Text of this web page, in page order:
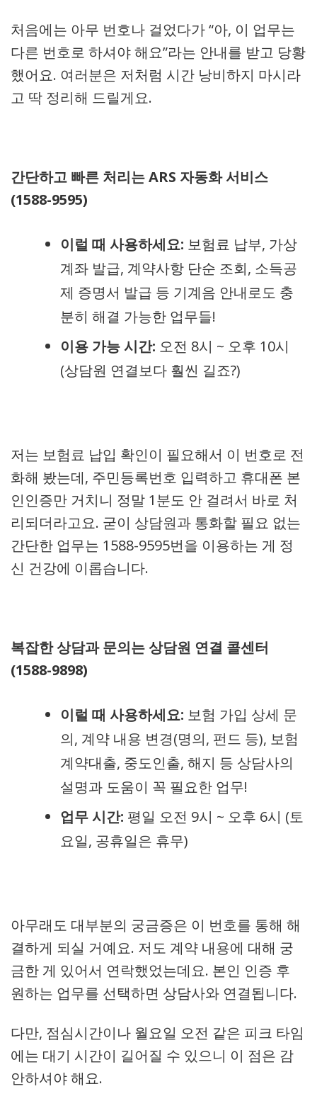
처음에는 아무 번호나 걸었다가 “아, 이 업무는
다른 번호로 하셔야 해요”라는 안내를 받고 당황
했어요. 여러분은 저처럼 시간 낭비하지 마시라
고 딱 정리해 드릴게요.
간단하고 빠른 처리는 ARS 자동화 서비스
(1588-9595)
이럴 때 사용하세요: 보험료 납부, 가상
계좌 발급, 계약사항 단순 조회, 소득공
제 증명서 발급 등 기계음 안내로도 충
분히 해결 가능한 업무들!
이용 가능 시간: 오전 8시 ~ 오후 10시
(상담원 연결보다 훨씬 길죠?)
저는 보험료 납입 확인이 필요해서 이 번호로 전
화해 봤는데, 주민등록번호 입력하고 휴대폰 본
인인증만 거치니 정말 1분도 안 걸려서 바로 처
리되더라고요. 굳이 상담원과 통화할 필요 없는
간단한 업무는 1588-9595번을 이용하는 게 정
신 건강에 이롭습니다.
복잡한 상담과 문의는 상담원 연결 콜센터
(1588-9898)
이럴 때 사용하세요: 보험 가입 상세 문
의, 계약 내용 변경(명의, 펀드 등), 보험
계약대출, 중도인출, 해지 등 상담사의
설명과 도움이 꼭 필요한 업무!
업무 시간: 평일 오전 9시 ~ 오후 6시 (토
요일, 공휴일은 휴무)
아무래도 대부분의 궁금증은 이 번호를 통해 해
결하게 되실 거예요. 저도 계약 내용에 대해 궁
금한 게 있어서 연락했었는데요. 본인 인증 후
원하는 업무를 선택하면 상담사와 연결됩니다.
다만, 점심시간이나 월요일 오전 같은 피크 타임
에는 대기 시간이 길어질 수 있으니 이 점은 감
안하셔야 해요.